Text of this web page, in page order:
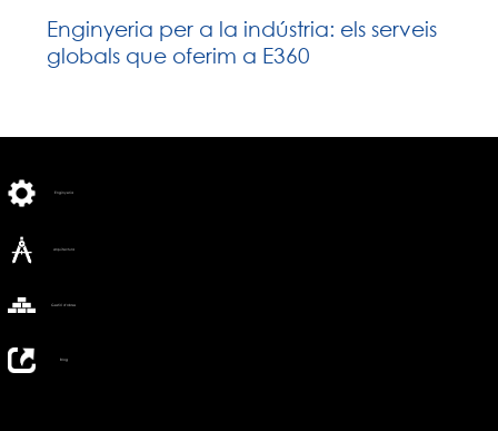
Enginyeria per a la indústria: els serveis
globals que oferim a E360
Enginyeria
Arquitectura
Gestió d'obres
Blog